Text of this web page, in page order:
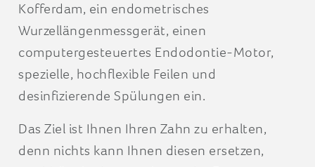
Kofferdam, ein endometrisches
Wurzellängenmessgerät, einen
computergesteuertes Endodontie-Motor,
spezielle, hochflexible Feilen und
desinfizierende Spülungen ein.
Das Ziel ist Ihnen Ihren Zahn zu erhalten,
denn nichts kann Ihnen diesen ersetzen,